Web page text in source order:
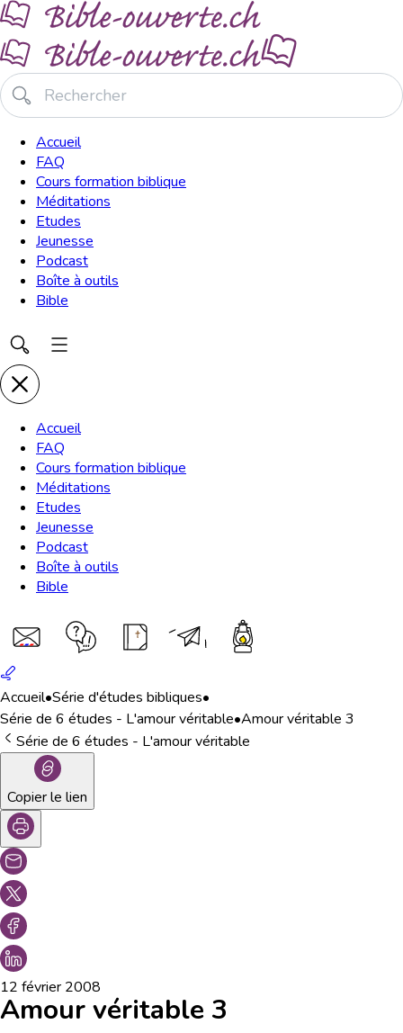
Accueil
FAQ
Cours formation biblique
Méditations
Etudes
Jeunesse
Podcast
Boîte à outils
Bible
Accueil
FAQ
Cours formation biblique
Méditations
Etudes
Jeunesse
Podcast
Boîte à outils
Bible
Accueil•Série d'études bibliques•
Série de 6 études - L'amour véritable•Amour véritable 3
Série de 6 études - L'amour véritable
Copier le lien
12 février 2008
Amour véritable 3